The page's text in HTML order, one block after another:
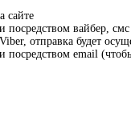
сайте
вайбер,
отправка будет
email